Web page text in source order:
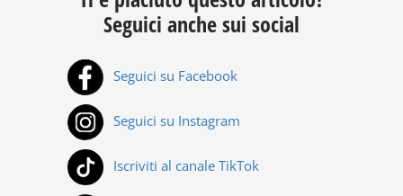
Seguici anche sui social
Seguici su Facebook
Seguici su Instagram
Iscriviti al canale TikTok